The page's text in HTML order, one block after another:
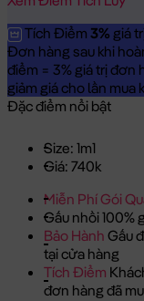
Tích Điểm 3% giá
Đơn hàng sau khi
điểm = 3% giá trị đơn
giảm giá cho lần mua
Đặc điểm nổi bật
Size: 1m1
Giá: 740k
Miễn Phí Gói
Gấu nhồi 100%
Bảo Hành Gấu
tại cửa hàng
Tích Điểm
đơn hàng đã